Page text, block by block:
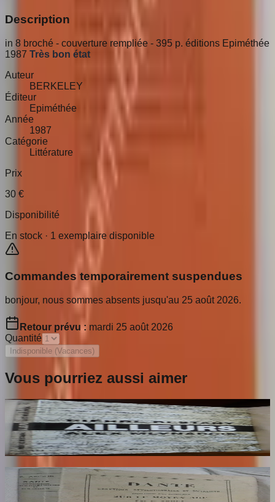
Description
in 8 broché - couverture rempliée - 395 p. éditions Epiméthée
1987 Très bon état
Auteur
BERKELEY
Éditeur
Epiméthée
Année
1987
Catégorie
Littérature
Prix
30 €
Disponibilité
En stock · 1 exemplaire disponible
Commandes temporairement suspendues
bonjour, nous sommes absents jusqu'au 25 août 2026.
Retour prévu : mardi 25 août 2026
Quantité
Indisponible (Vacances)
Vous pourriez aussi aimer
Ailleurs
RESTANY Pierre
65€
Dante Hérétique et Révolutionnaire et
Socialiste